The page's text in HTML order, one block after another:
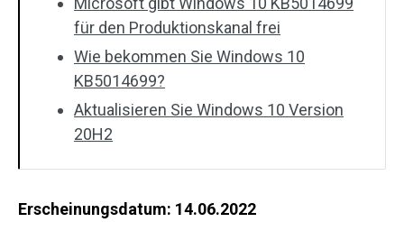
für den Produktionskanal frei
Wie bekommen Sie Windows 10
KB5014699?
Aktualisieren Sie Windows 10 Version
20H2
Erscheinungsdatum: 14.06.2022